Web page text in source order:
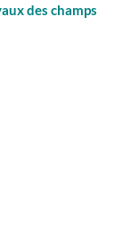
des champs